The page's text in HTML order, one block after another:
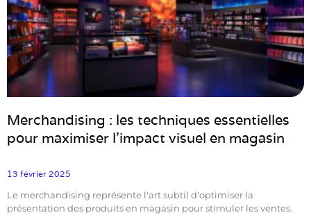
Merchandising : les techniques essentielles
pour maximiser l’impact visuel en magasin
13 février 2025
Le merchandising représente l'art subtil d'optimiser la
présentation des produits en magasin pour stimuler les ventes.